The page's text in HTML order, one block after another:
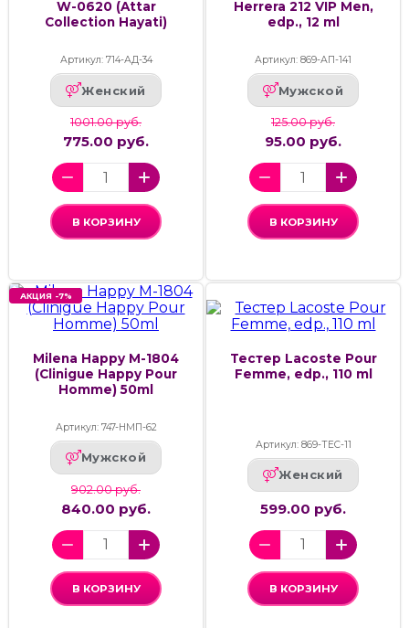
W-0620 (Attar
Collection Hayati)
Артикул: 714-АД-34
Женский
1001.00 руб.
775.00 руб.
В КОРЗИНУ
Herrera 212 VIP Men,
edp., 12 ml
Артикул: 869-АП-141
Мужской
125.00 руб.
95.00 руб.
В КОРЗИНУ
АКЦИЯ -7%
Milena Happy M-1804
(Clinigue Happy Pour
Homme) 50ml
Артикул: 747-НМП-62
Мужской
902.00 руб.
840.00 руб.
В КОРЗИНУ
Тестер Lacoste Pour
Femme, edp., 110 ml
Артикул: 869-ТЕС-11
Женский
599.00 руб.
В КОРЗИНУ